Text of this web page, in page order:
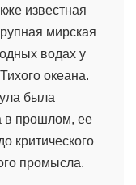
известная
мирская
водах у
океана.
была
в прошлом, ее
критического
промысла.